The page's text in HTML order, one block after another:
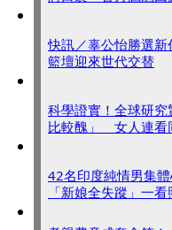
快訊／辜公怡勝選
籃壇迎來世代交替
科學證實！全球研
比較醜」 女人連看
42名印度純情男集
「新娘全失蹤」一